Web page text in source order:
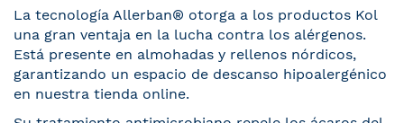
La tecnología Allerban® otorga a los productos Kol
una gran ventaja en la lucha contra los alérgenos.
Está presente en almohadas y rellenos nórdicos,
garantizando un espacio de descanso hipoalergénico
en nuestra tienda online.